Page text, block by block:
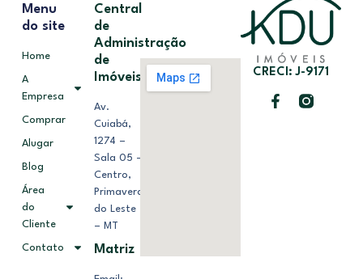
CRECI: J-9171
Menu
do site
Home
A
Empresa
Comprar
Alugar
Blog
Área
do
Cliente
Contato
Central
de
Administração
de
Imóveis
Av.
Cuiabá,
1274 –
Sala 05 –
Centro,
Primavera
do Leste
– MT
Matriz